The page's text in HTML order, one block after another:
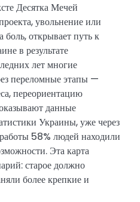
Десятка Мечей
увольнение или
боль, открывает путь к
в результате
лет многие
переломные этапы —
переориентацию
данные
Украины, уже через
58% людей находили
Эта карта
старое должно
более крепкие и